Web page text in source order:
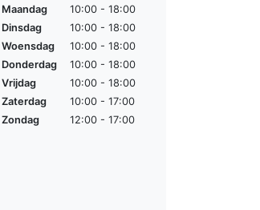
Maandag
10:00 - 18:00
Dinsdag
10:00 - 18:00
Woensdag
10:00 - 18:00
Donderdag
10:00 - 18:00
Vrijdag
10:00 - 18:00
Zaterdag
10:00 - 17:00
Zondag
12:00 - 17:00